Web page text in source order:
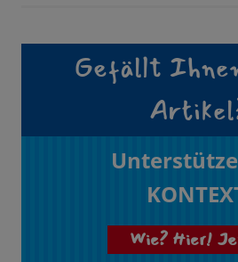
Gefällt
Wie? Hier!